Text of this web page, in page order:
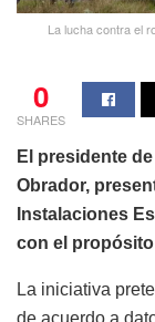
La lucha contra el
0
SHARES
El presidente
Obrador,
Instalaciones
con el
La iniciativa